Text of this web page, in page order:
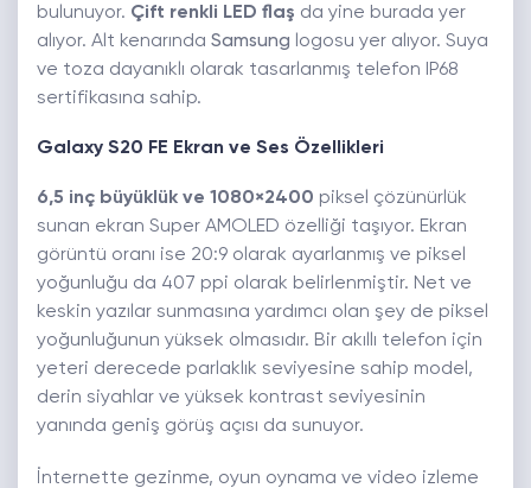
bulunuyor. Çift renkli LED flaş da yine burada yer
alıyor. Alt kenarında Samsung logosu yer alıyor. Suya
ve toza dayanıklı olarak tasarlanmış telefon IP68
sertifikasına sahip.
Galaxy S20 FE Ekran ve Ses Özellikleri
6,5 inç büyüklük ve 1080×2400 piksel çözünürlük
sunan ekran Super AMOLED özelliği taşıyor. Ekran
görüntü oranı ise 20:9 olarak ayarlanmış ve piksel
yoğunluğu da 407 ppi olarak belirlenmiştir. Net ve
keskin yazılar sunmasına yardımcı olan şey de piksel
yoğunluğunun yüksek olmasıdır. Bir akıllı telefon için
yeteri derecede parlaklık seviyesine sahip model,
derin siyahlar ve yüksek kontrast seviyesinin
yanında geniş görüş açısı da sunuyor.
İnternette gezinme, oyun oynama ve video izleme